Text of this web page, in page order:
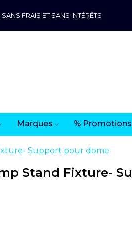
FRAIS ET SANS INTÉRÊTS
Marques %
Support pour dome
Stand Fixture-